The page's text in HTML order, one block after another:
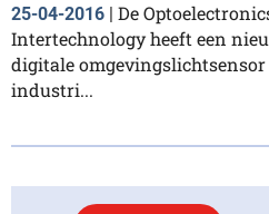
25-04-2016
De
Intertechnology heeft een
digitale
industri...